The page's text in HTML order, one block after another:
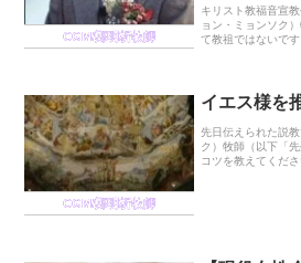
CGM/鄭明析牧師
キリスト教福音宣
ョン・ミョンソク
て教祖ではないで
CGM/鄭明析牧師
イエス様を
先日伝えられた説
ク）牧師（以下「
コツを教えてくだ